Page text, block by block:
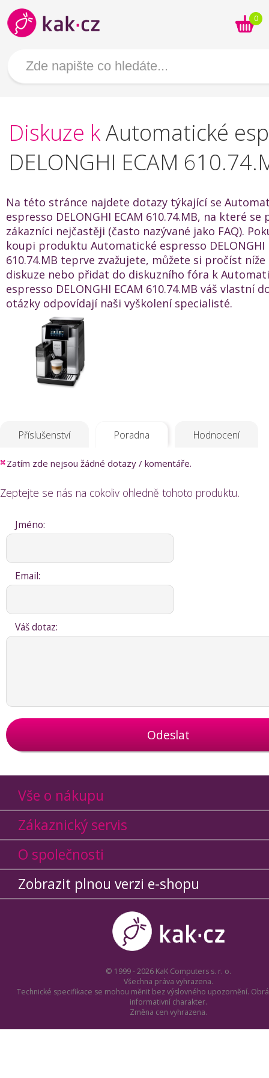
0
Diskuze kAutomatické
DELONGHI ECAM
Na této stránce najdete dotazy týkající se
espresso DELONGHI ECAM 610.74.MB, na které se
zákazníci nejčastěji (často nazývané jako FAQ).
koupi produktu Automatické espresso DELONGHI
610.74.MB teprve zvažujete, můžete si pročíst níže
diskuze nebo přidat do diskuzního fóra k
espresso DELONGHI ECAM 610.74.MB váš vlastní
otázky odpovídají naši vyškolení specialisté.
Příslušenství Poradna Hodnocení
Zatím zde nejsou žádné dotazy / komentáře.
Zeptejte se nás na cokoliv ohledně tohoto produktu.
Jméno:
Email:
Váš dotaz:
Odeslat
Vše o nákupu
Zákaznický servis
O společnosti
Zobrazit plnou verzi e-shopu
© 1999 - 2026 KaK Computers s. r. o.
Všechna práva vyhrazena.
Technické specifikace se mohou měnit bez výslovného upozornění.
informativní charakter.
Změna cen vyhrazena.